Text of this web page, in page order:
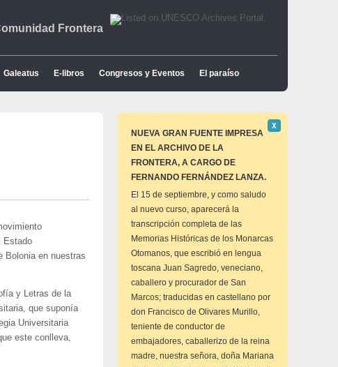
Frontera
Galeatus E-libros Congresos y Eventos El paraíso
Estado
Bolonia en nuestras
y Letras de la
que suponía
Universitaria
este conlleva,
NUEVA GRAN FUENTE IMPRESA
EN EL ARCHIVO DE LA
FRONTERA, A CARGO DE
FERNANDO FERNÁNDEZ LANZA.
Descartar
este
Χ
El 15 de septiembre, y como saludo
al nuevo curso, aparecerá la
transcripción completa de las
Memorias Históricas de los Monarcas
Otomanos, que escribió en lengua
toscana Juan Sagredo, veneciano,
caballero y procurador de San
Marcos; traducidas en castellano por
don Francisco de Olivares Murillo,
teniente de conductor de
embajadores, caballerizo de la reina
madre, nuestra señora, doña Mariana